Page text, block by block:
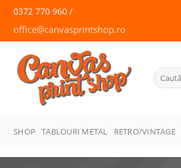
Skip
content
0372 770 960 /
office@canvasprintshop.ro
CANVAS
PRINT SHOP
Caută
după:
SHOP TABLOURI METAL RETRO/VINTAGE